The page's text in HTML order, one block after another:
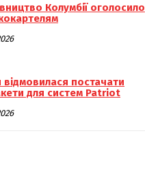
Колумбії оголосило
відмовилася постачати
для систем Patriot